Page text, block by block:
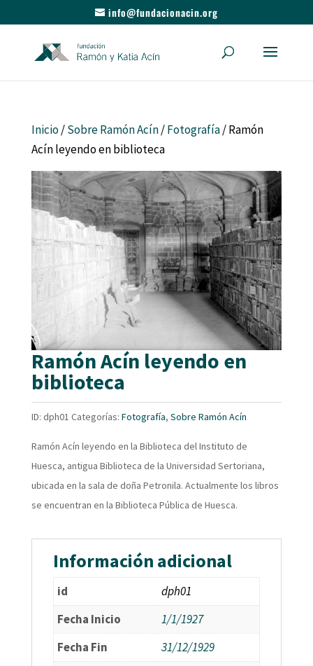
info@fundacionacin.org
Inicio/Sobre Ramón Acín/Fotografía/ Ramón
Acín leyendo en biblioteca
Ramón Acín leyendo en
biblioteca
ID: dph01 Categorías: Fotografía, Sobre Ramón Acín
Ramón Acín leyendo en la Biblioteca del Instituto de
Huesca, antigua Biblioteca de la Universidad Sertoriana,
ubicada en la sala de doña Petronila. Actualmente los libros
se encuentran en la Biblioteca Pública de Huesca.
Información adicional
id
dph01
Fecha Inicio
1/1/1927
Fecha Fin
31/12/1929